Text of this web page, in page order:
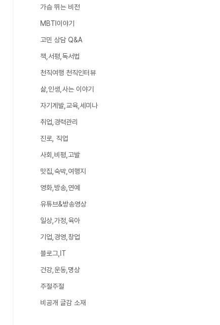
가슴 뛰는 비전
MBTI이야기
고민 상담 Q&A
책,서평,독서법
천직여행 천직인터뷰
삶,인생,사는 이야기
자기계발,교육,세미나
취업,경력관리
진로, 직업
사회,비평,고발
맛집,숙박,여행지
영화,방송,연예
유튜브&방송영상
일상,가정,육아
기업,경영,창업
블로그,IT
건강,운동,명상
주절주절
비공개 글감 소재